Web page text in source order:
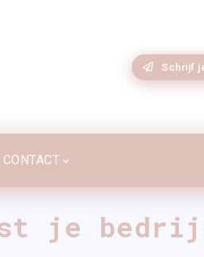
Schrijf
CONTACT
je